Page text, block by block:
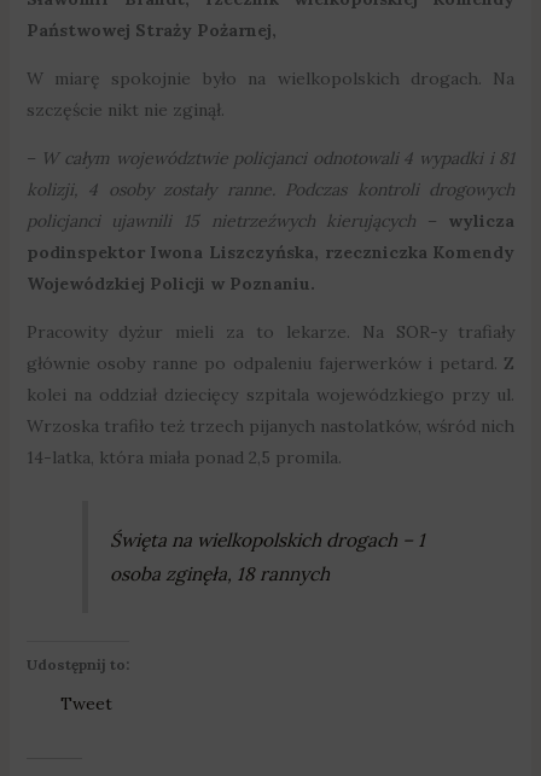
Państwowej Straży Pożarnej,
W miarę spokojnie było na wielkopolskich drogach. Na
szczęście nikt nie zginął.
– W całym województwie policjanci odnotowali 4 wypadki i 81
kolizji, 4 osoby zostały ranne. Podczas kontroli drogowych
policjanci ujawnili 15 nietrzeźwych kierujących – wylicza
podinspektor Iwona Liszczyńska, rzeczniczka Komendy
Wojewódzkiej Policji w Poznaniu.
Pracowity dyżur mieli za to lekarze. Na SOR-y trafiały
głównie osoby ranne po odpaleniu fajerwerków i petard. Z
kolei na oddział dziecięcy szpitala wojewódzkiego przy ul.
Wrzoska trafiło też trzech pijanych nastolatków, wśród nich
14-latka, która miała ponad 2,5 promila.
Święta na wielkopolskich drogach – 1
osoba zginęła, 18 rannych
Udostępnij to:
Tweet